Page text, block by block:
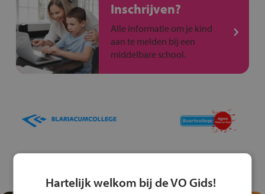
Inschrijven?
Alle informatie om je kind
aan te melden bij een
middelbare school.
Hartelijk welkom bij de VO Gids!